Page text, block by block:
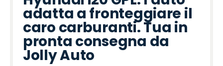
adatta a fronteggiare il
caro carburanti. Tua in
pronta consegna da
Jolly Auto